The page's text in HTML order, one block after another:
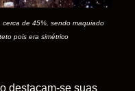
de 45%, sendo maquiado
pois era simétrico
destacam-se suas